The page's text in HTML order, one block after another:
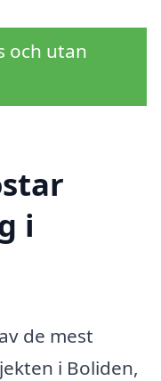
och utan
i
de mest
i Boliden,